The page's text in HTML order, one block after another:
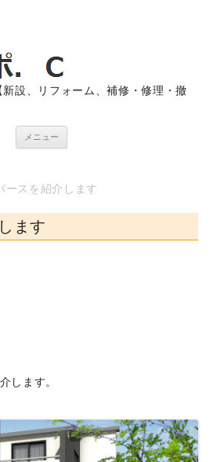
設、リフォーム、補修・修理・撤
メニュー
ースを紹介します
ます
します。